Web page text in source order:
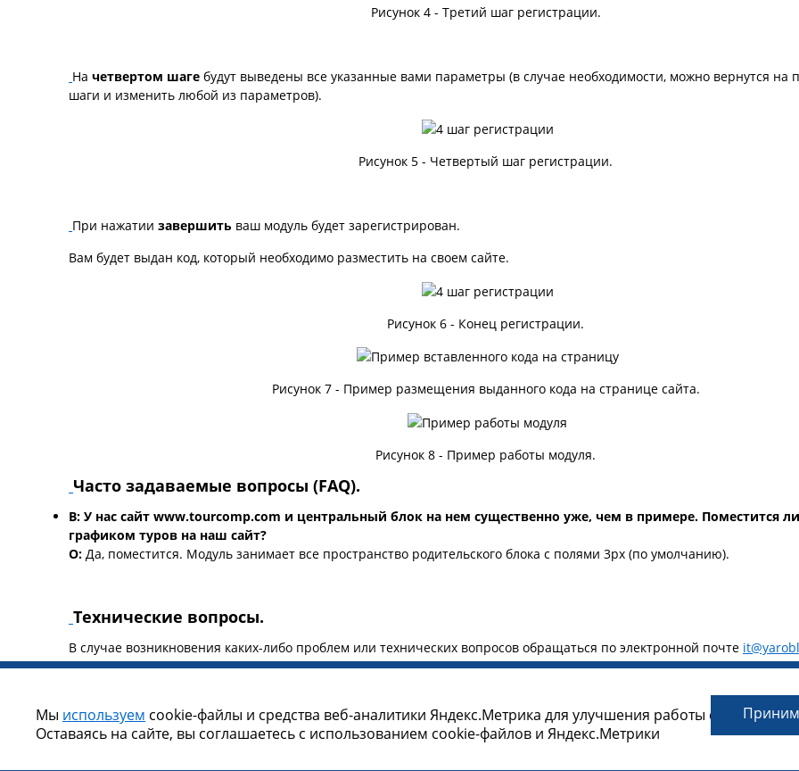
Рисунок 4 - Третий шаг регистрации.
На четвертом шаге будут выведены все указанные вами параметры (в случае необходимости, можно вернутся на
шаги и изменить любой из параметров).
Рисунок 5 - Четвертый шаг регистрации.
При нажатии завершить ваш модуль будет зарегистрирован.
Вам будет выдан код, который необходимо разместить на своем сайте.
Рисунок 6 - Конец регистрации.
Рисунок 7 - Пример размещения выданного кода на странице сайта.
Рисунок 8 - Пример работы модуля.
Часто задаваемые вопросы (FAQ).
В: У нас сайт www.tourcomp.com и центральный блок на нем существенно уже, чем в примере. Поместится
графиком туров на наш сайт?
О: Да, поместится. Модуль занимает все пространство родительского блока с полями 3px (по умолчанию).
Технические вопросы.
В случае возникновения каких-либо проблем или технических вопросов обращаться по электронной почте
Мы используем cookie-файлы и средства веб-аналитики Яндекс.Метрика для улучшения работы сайта.
Оставаясь на сайте, вы соглашаетесь с использованием cookie-файлов и Яндекс.Метрики